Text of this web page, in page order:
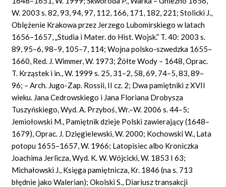
W. 2003 s. 82, 93, 94, 97, 112, 166, 171, 182, 221; Stolicki J.,
Oblężenie Krakowa przez Jerzego Lubomirskiego w latach
1656–1657, „Studia i Mater. do Hist. Wojsk.” T. 40: 2003 s.
89, 95–6, 98–9, 105–7, 114; Wojna polsko-szwedzka 1655–
1660, Red. J. Wimmer, W. 1973; Żółte Wody – 1648, Oprac.
T. Krząstek i in., W. 1999 s. 25, 31–2, 58, 69, 74–5, 83, 89–
96; – Arch. Jugo-Zap. Rossii, II cz. 2; Dwa pamiętniki z XVII
wieku. Jana Cedrowskiego i Jana Floriana Drobysza
Tuszyńskiego, Wyd. A. Przyboś, Wr.–W. 2006 s. 44–5;
Jemiołowski M., Pamiętnik dzieje Polski zawierający (1648–
1679), Oprac. J. Dzięgielewski, W. 2000; Kochowski W., Lata
potopu 1655–1657, W. 1966; Latopisiec albo Kroniczka
Joachima Jerlicza, Wyd. K. W. Wójcicki, W. 1853 I 63;
Michałowski J., Księga pamiętnicza, Kr. 1846 (na s. 713
błędnie jako Walerian); Okolski S., Diariusz transakcji